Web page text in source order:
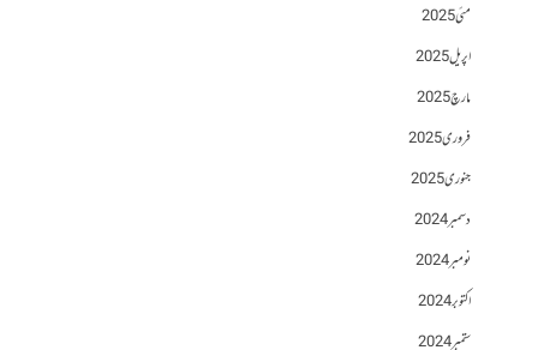
مئی 2025
اپریل 2025
مارچ 2025
فروری 2025
جنوری 2025
دسمبر 2024
نومبر 2024
اکتوبر 2024
ستمبر 2024